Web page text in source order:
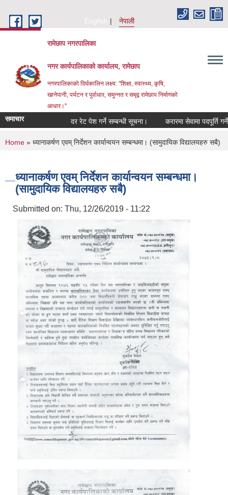
English
नेपाली
रामेछाप नगरपालिका
नगर कार्यपालिकाको कार्यालय, रामेछाप
नगरपालिकाको दिर्घकालिन लक्ष्य: "शिक्षा, स्वास्थ्य, कृषि,
खानेपानी, पर्यटन र पुर्वाधार, समुन्नत र समृद्व रामेछाप निर्माणको
आधार।"
समाचार दर रेट पेश गर्ने सम्बन्धी सूचना। करारमा सेवामा पदपूर्ति गर्ने
You are here
Home » ध्यानाकर्षण एवम् निर्देशन कार्यान्वयन सम्बन्धमा। (सामुदायिक विद्यालयहरु सबै)
ध्यानाकर्षण एवम् निर्देशन कार्यान्वयन सम्बन्धमा।
(सामुदायिक विद्यालयहरु सबै)
Submitted on: Thu, 12/26/2019 - 11:22